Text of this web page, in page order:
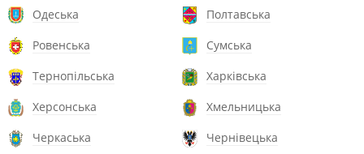
Одеська
Полтавська
Ровенська
Сумська
Тернопільська
Харківська
Херсонська
Хмельницька
Черкаська
Чернівецька